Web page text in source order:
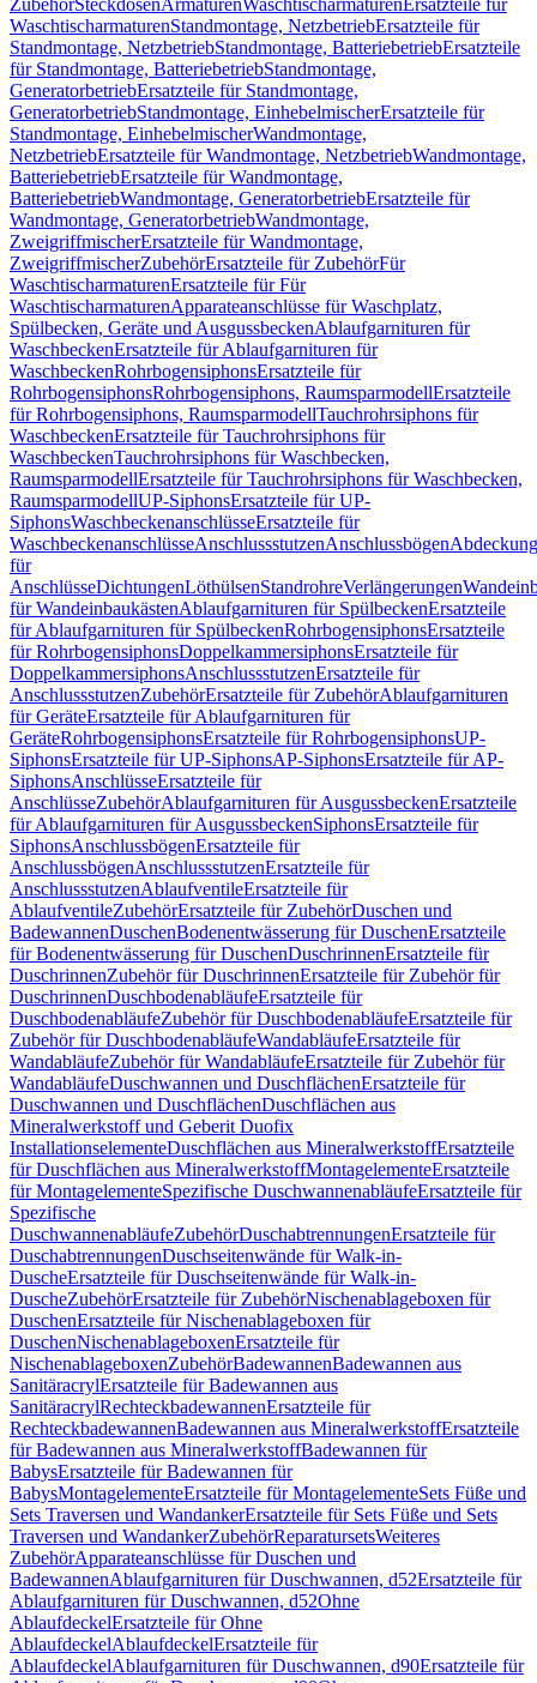
ZubehörSteckdosenArmaturenWaschtischarmaturen Ersatzteile für
WaschtischarmaturenStandmontage, NetzbetriebErsatzteile für
Standmontage, NetzbetriebStandmontage, BatteriebetriebErsatzteile
für Standmontage, BatteriebetriebStandmontage,
GeneratorbetriebErsatzteile für Standmontage,
GeneratorbetriebStandmontage, EinhebelmischerErsatzteile für
Standmontage, EinhebelmischerWandmontage,
NetzbetriebErsatzteile für Wandmontage, NetzbetriebWandmontage,
BatteriebetriebErsatzteile für Wandmontage,
BatteriebetriebWandmontage, GeneratorbetriebErsatzteile für
Wandmontage, GeneratorbetriebWandmontage,
ZweigriffmischerErsatzteile für Wandmontage,
ZweigriffmischerZubehörErsatzteile für ZubehörFür
WaschtischarmaturenErsatzteile für Für
WaschtischarmaturenApparateanschlüsse für Waschplatz,
Spülbecken, Geräte und AusgussbeckenAblaufgarnituren für
WaschbeckenErsatzteile für Ablaufgarnituren für
WaschbeckenRohrbogensiphonsErsatzteile für
RohrbogensiphonsRohrbogensiphons, RaumsparmodellErsatzteile
für Rohrbogensiphons, RaumsparmodellTauchrohrsiphons für
WaschbeckenErsatzteile für Tauchrohrsiphons für
WaschbeckenTauchrohrsiphons für Waschbecken,
RaumsparmodellErsatzteile für Tauchrohrsiphons für Waschbecken,
RaumsparmodellUP-SiphonsErsatzteile für UP-
SiphonsWaschbeckenanschlüsseErsatzteile für
WaschbeckenanschlüsseAnschlussstutzenAnschlussbögen
für
AnschlüsseDichtungenLöthülsenStandrohreVerlängerungen
für WandeinbaukästenAblaufgarnituren für SpülbeckenErsatzteile
für Ablaufgarnituren für SpülbeckenRohrbogensiphonsErsatzteile
für RohrbogensiphonsDoppelkammersiphonsErsatzteile für
DoppelkammersiphonsAnschlussstutzenErsatzteile für
AnschlussstutzenZubehörErsatzteile für ZubehörAblaufgarnituren
für GeräteErsatzteile für Ablaufgarnituren für
GeräteRohrbogensiphonsErsatzteile für RohrbogensiphonsUP-
SiphonsErsatzteile für UP-SiphonsAP-SiphonsErsatzteile für AP-
SiphonsAnschlüsseErsatzteile für
AnschlüsseZubehörAblaufgarnituren für AusgussbeckenErsatzteile
für Ablaufgarnituren für AusgussbeckenSiphonsErsatzteile für
SiphonsAnschlussbögenErsatzteile für
AnschlussbögenAnschlussstutzenErsatzteile für
AnschlussstutzenAblaufventileErsatzteile für
AblaufventileZubehörErsatzteile für ZubehörDuschen und
BadewannenDuschenBodenentwässerung für DuschenErsatzteile
für Bodenentwässerung für DuschenDuschrinnenErsatzteile für
DuschrinnenZubehör für DuschrinnenErsatzteile für Zubehör für
DuschrinnenDuschbodenabläufeErsatzteile für
DuschbodenabläufeZubehör für DuschbodenabläufeErsatzteile für
Zubehör für DuschbodenabläufeWandabläufeErsatzteile für
WandabläufeZubehör für WandabläufeErsatzteile für Zubehör für
WandabläufeDuschwannen und DuschflächenErsatzteile für
Duschwannen und DuschflächenDuschflächen aus
Mineralwerkstoff und Geberit Duofix
InstallationselementeDuschflächen aus MineralwerkstoffErsatzteile
für Duschflächen aus MineralwerkstoffMontagelementeErsatzteile
für MontagelementeSpezifische DuschwannenabläufeErsatzteile für
Spezifische
DuschwannenabläufeZubehörDuschabtrennungenErsatzteile für
DuschabtrennungenDuschseitenwände für Walk-in-
DuscheErsatzteile für Duschseitenwände für Walk-in-
DuscheZubehörErsatzteile für ZubehörNischenablageboxen für
DuschenErsatzteile für Nischenablageboxen für
DuschenNischenablageboxenErsatzteile für
NischenablageboxenZubehörBadewannenBadewannen aus
SanitäracrylErsatzteile für Badewannen aus
SanitäracrylRechteckbadewannenErsatzteile für
RechteckbadewannenBadewannen aus MineralwerkstoffErsatzteile
für Badewannen aus MineralwerkstoffBadewannen für
BabysErsatzteile für Badewannen für
BabysMontagelementeErsatzteile für MontagelementeSets Füße und
Sets Traversen und WandankerErsatzteile für Sets Füße und Sets
Traversen und WandankerZubehörReparatursetsWeiteres
ZubehörApparateanschlüsse für Duschen und
BadewannenAblaufgarnituren für Duschwannen, d52Ersatzteile für
Ablaufgarnituren für Duschwannen, d52Ohne
AblaufdeckelErsatzteile für Ohne
AblaufdeckelAblaufdeckelErsatzteile für
AblaufdeckelAblaufgarnituren für Duschwannen, d90Ersatzteile für